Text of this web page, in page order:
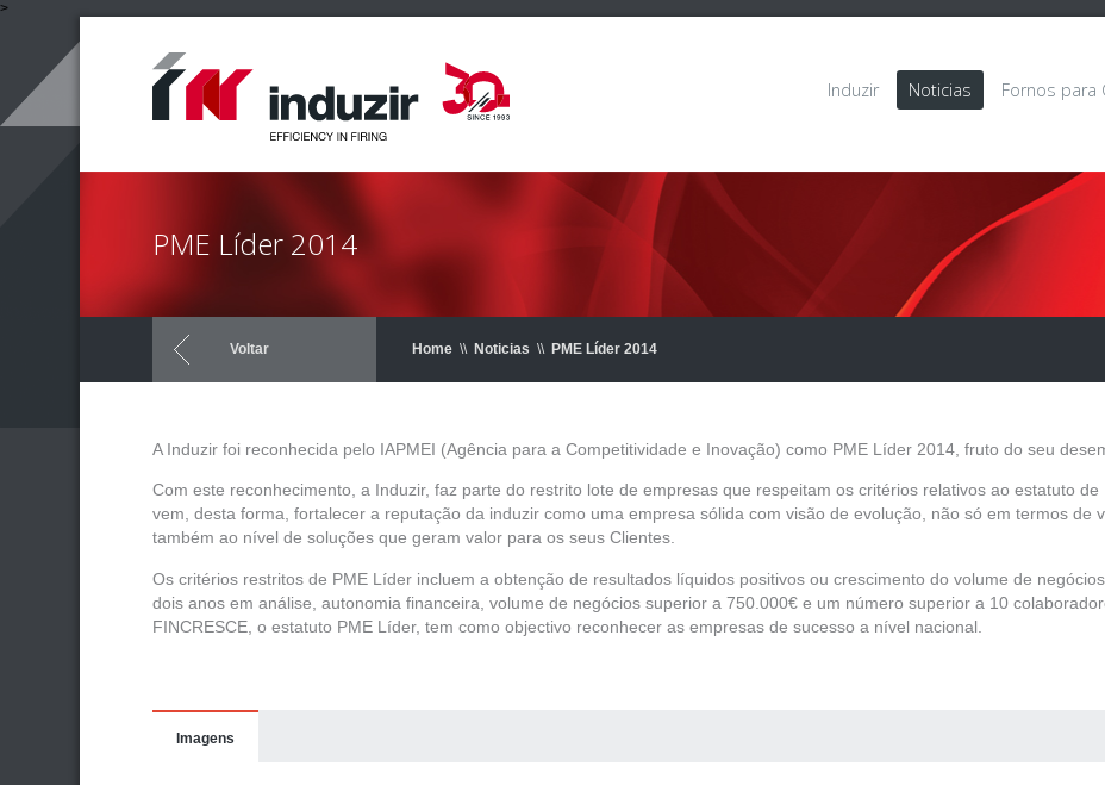
>
Induzir Noticias Fornos para
PME Líder 2014
Voltar Home \\ Noticias \\ PME Líder 2014
A Induzir foi reconhecida pelo IAPMEI (Agência para a Competitividade e Inovação) como PME Líder 2014, fruto do seu
Com este reconhecimento, a Induzir, faz parte do restrito lote de empresas que respeitam os critérios relativos ao estatuto de
vem, desta forma, fortalecer a reputação da induzir como uma empresa sólida com visão de evolução, não só em termos de
também ao nível de soluções que geram valor para os seus Clientes.
Os critérios restritos de PME Líder incluem a obtenção de resultados líquidos positivos ou crescimento do volume de
dois anos em análise, autonomia financeira, volume de negócios superior a 750.000€ e um número superior a 10
FINCRESCE, o estatuto PME Líder, tem como objectivo reconhecer as empresas de sucesso a nível nacional.
Imagens